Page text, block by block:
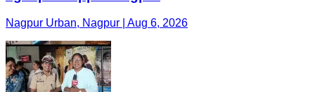
Nagpur Urban, Nagpur | Aug 6, 2026